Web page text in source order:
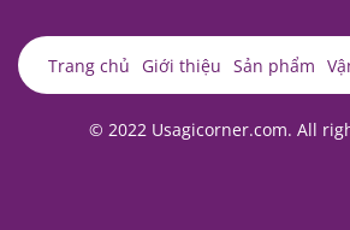
Trang chủ Giới thiệu Sản phẩm
© 2022 Usagicorner.com. All